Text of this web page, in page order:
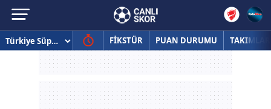
FİKSTÜR PUAN DURUMU TAKIMLAR